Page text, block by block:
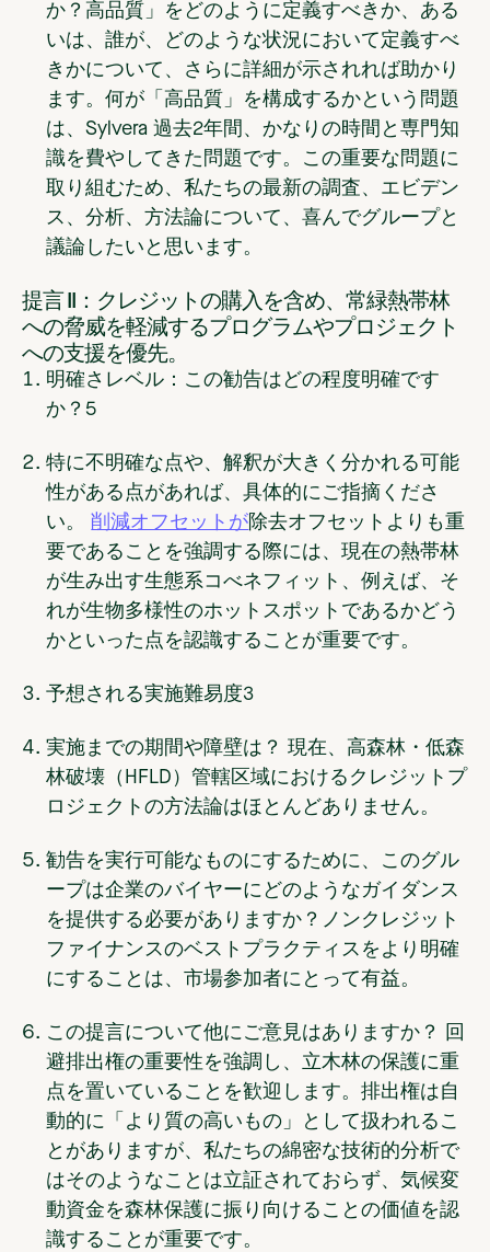
か？ 高品質」をどのように定義すべきか、ある
いは、誰が、どのような状況において定義すべ
きかについて、さらに詳細が示されれば助かり
ます。何が「高品質」を構成するかという問題
は、Sylvera 過去2年間、かなりの時間と専門知
識を費やしてきた問題です。この重要な問題に
取り組むため、私たちの最新の調査、エビデン
ス、分析、方法論について、喜んでグループと
議論したいと思います。
提言 II：クレジットの購入を含め、常緑熱帯林
への脅威を軽減するプログラムやプロジェクト
への支援を優先。
明確さレベル：この勧告はどの程度明確です
か？ 5
特に不明確な点や、解釈が大きく分かれる可能
性がある点があれば、具体的にご指摘くださ
い。
削減オフセットが除去オフセットよりも重
要であることを強調する際には、現在の熱帯林
が生み出す生態系コべネフィット、例えば、そ
れが生物多様性のホットスポットであるかどう
かといった点を認識することが重要です。
予想される実施難易度3
実施までの期間や障壁は？現在、高森林・低森
林破壊（HFLD）管轄区域におけるクレジットプ
ロジェクトの方法論はほとんどありません。
勧告を実行可能なものにするために、このグル
ープは企業のバイヤーにどのようなガイダンス
を提供する必要がありますか？ ノンクレジット
ファイナンスのベストプラクティスをより明確
にすることは、市場参加者にとって有益。
この提言について他にご意見はありますか？
回
避排出権の重要性を強調し、立木林の保護に重
点を置いていることを歓迎します。排出権は自
動的に「より質の高いもの」として扱われるこ
とがありますが、私たちの綿密な技術的分析で
はそのようなことは立証されておらず、気候変
動資金を森林保護に振り向けることの価値を認
識することが重要です。